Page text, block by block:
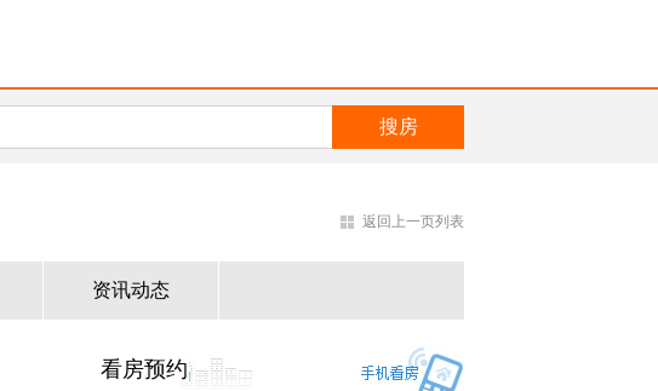
返回上一页列表
资讯动态
看房预约